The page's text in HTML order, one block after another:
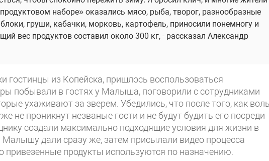
наборе» оказались мясо, рыба, творог, разнообразные
груши, кабачки, морковь, картофель, приносили понемногу и
вес продуктов составил около 300 кг, - рассказал Александр
гостинцы из Копейска, пришлось воспользоваться
побывали в гостях у Малыша, поговорили с сотрудниками
ухаживают за зверем. Убедились, что после того, как
не проникнут незваные гости и не будут будить его посреди
создали максимально подходящие условия для жизни в
дали сразу же, затем присылали видео процесса
привезенные продукты используются по назначению.